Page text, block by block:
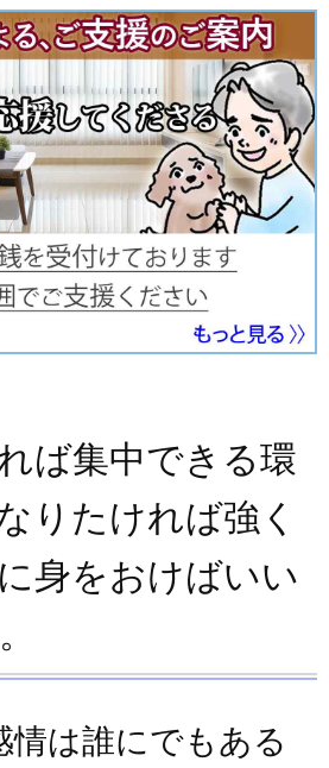
ば集中できる環
りたければ強く
身をおけばいい
情は誰にでもある